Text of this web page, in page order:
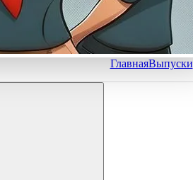
ГлавнаяВыпуски